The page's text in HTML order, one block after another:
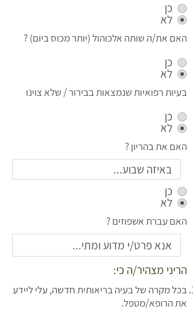
כן
לא
האם את/ה שותה אלכוהול (יותר מכוס ביום) ?
כן
לא
בעיות רפואיות שנמצאות בבירור / שלא צוינו
כן
לא
האם את בהריון ?
כן
לא
האם עברת אשפוזים ?
הריני מצהיר/ה כי:
בכל מקרה של בעיה בריאותית חדשה, עלי ליידע
את הרופא/מטפל.